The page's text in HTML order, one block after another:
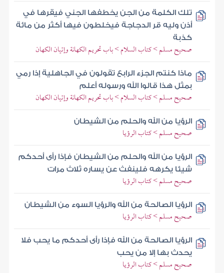
تلك الكلمة من الجن يخطفها الجني فيقرها في
أذن وليه قر الدجاجة فيخلطون فيها أكثر من مائة
كذبة
صحيح مسلم > كتاب السلام > باب تحريم الكهانة وإتيان الكهان
ماذا كنتم الجزء الرابع تقولون في الجاهلية إذا رمي
بمثل هذا قالوا الله ورسوله أعلم
صحيح مسلم > كتاب السلام > باب تحريم الكهانة وإتيان الكهان
الرؤيا من الله والحلم من الشيطان
صحيح مسلم > كتاب الرؤيا
الرؤيا من الله والحلم من الشيطان فإذا رأى أحدكم
شيئا يكرهه فلينفث عن يساره ثلاث مرات
صحيح مسلم > كتاب الرؤيا
الرؤيا الصالحة من الله والرؤيا السوء من الشيطان
صحيح مسلم > كتاب الرؤيا
الرؤيا الصالحة من الله فإذا رأى أحدكم ما يحب فلا
يحدث بها إلا من يحب
صحيح مسلم > كتاب الرؤيا